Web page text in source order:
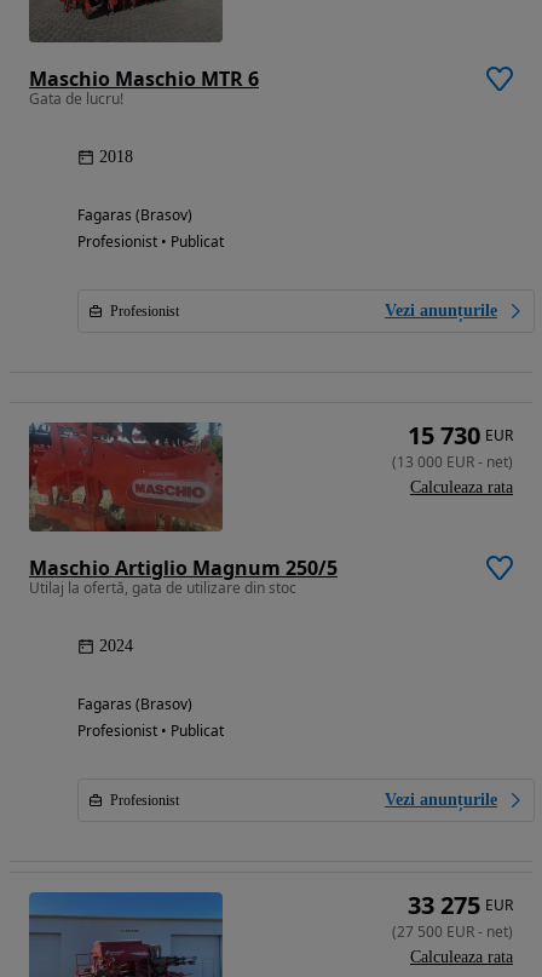
Maschio Maschio MTR 6
Gata de lucru!
2018
Fagaras (Brasov)
Profesionist • Publicat
Profesionist Vezi anunțurile
Maschio Artiglio Magnum 250/5
Utilaj la ofertă, gata de utilizare din stoc
2024
Fagaras (Brasov)
Profesionist • Publicat
Profesionist Vezi anunțurile
15 730 EUR
(13 000 EUR- net)
Calculeaza rata
33 275 EUR
(27 500 EUR- net)
Calculeaza rata